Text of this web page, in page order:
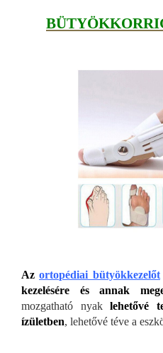
Azortopédiai bütyökkezelőt
kezelésére és annak
mozgatható nyaklehetővé
ízületben, lehetővé téve a